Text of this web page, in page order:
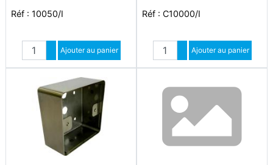
Réf : 10050/I
Quantité
Augmenter quantité
Diminuer quantité
Ajouter au panier
Réf : C10000/I
Quantité
Augmenter quantité
Diminuer quantité
Ajouter au panier